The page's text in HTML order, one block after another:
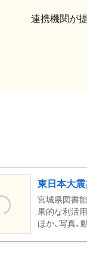
連携機関が
東日本大
宮城県図書
果的な利活
ほか、写真、